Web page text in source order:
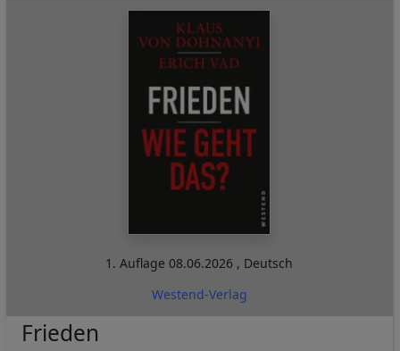
1. Auflage08.06.2026 , Deutsch
Westend-Verlag
Frieden